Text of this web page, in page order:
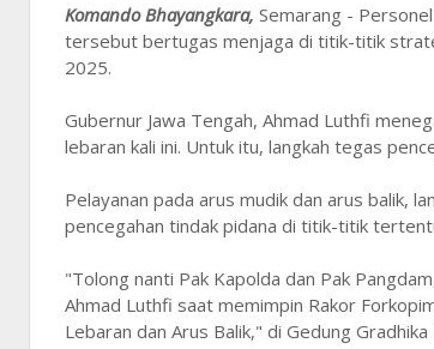
Komando Bhayangkara, Semarang -
tersebut bertugas menjaga di titik-titik
2025.
Gubernur Jawa Tengah, Ahmad Luthfi
lebaran kali ini. Untuk itu, langkah tegas
Pelayanan pada arus mudik dan arus balik,
pencegahan tindak pidana di titik-titik
"Tolong nanti Pak Kapolda dan Pak
Ahmad Luthfi saat memimpin Rakor
Lebaran dan Arus Balik," di Gedung